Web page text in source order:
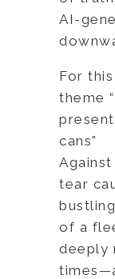
AI-
For
theme
cans”
tear
of a
deeply